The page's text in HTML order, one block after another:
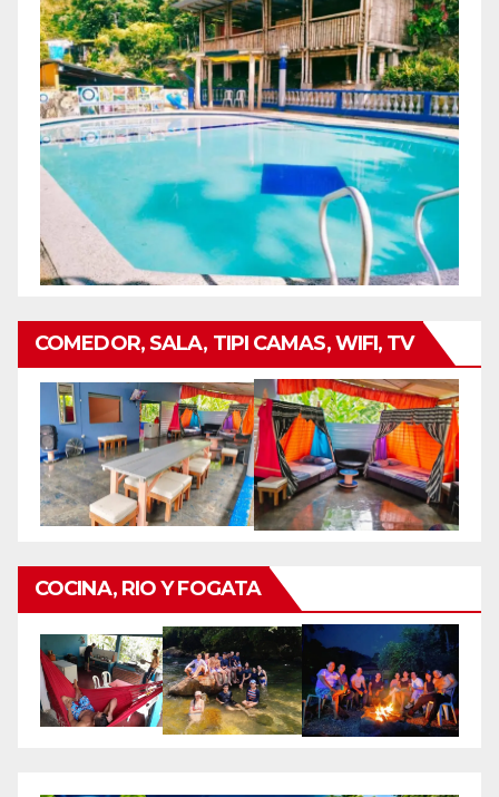
COMEDOR, SALA, TIPI CAMAS, WIFI, TV
COCINA, RIO Y FOGATA